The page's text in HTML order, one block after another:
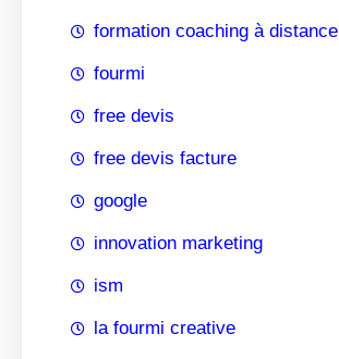
formation coaching à distance
fourmi
free devis
free devis facture
google
innovation marketing
ism
la fourmi creative